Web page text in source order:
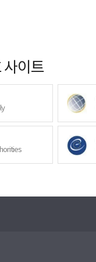
사이트